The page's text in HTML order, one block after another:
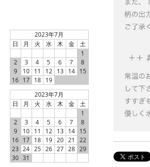
2023年7月
日
月 火 水 木 金
土
1
2
3 4 5 6 7
8
9
10 11 12 13 14 15
16 17 18 19
2023年7月
日
月 火 水 木 金
土
1
2
3 4 5 6 7
8
9
10 11 12 13 14 15
16 17 18 19 20 21
22
23 24 25 26 27 28 29
30 31